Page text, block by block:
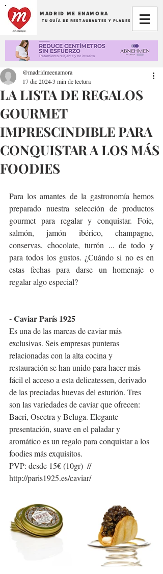
MADRID ME ENAMORA
TU GUÍA DE RESTAURANTES Y PLANES
LA LISTA DE REGALOS
GOURMET
IMPRESCINDIBLE PARA
CONQUISTAR A LOS MÁS
FOODIES
@madridmeenamora
17 dic 20243 min de lectura
Para los amantes de la gastronomía hemos
preparado nuestra selección de productos
gourmet para regalar y conquistar. Foie,
salmón, jamón ibérico, champagne,
conservas, chocolate, turrón ... de todo y
para todos los gustos. ¿Cuándo si no es en
estas fechas para darse un homenaje o
regalar algo especial?
- Caviar París 1925
Es una de las marcas de caviar más
exclusivas. Seis empresas punteras
relacionadas con la alta cocina y
restauración se han unido para hacer más
fácil el acceso a esta delicatessen, derivado
de las preciadas huevas del esturión. Tres
son las variedades de caviar que ofrecen:
Baeri, Oscetra y Beluga. Elegante
presentación, suave en el paladar y
aromático es un regalo para conquistar a los
foodies más exquisitos.
PVP: desde 15€ (10gr)  //
http://paris1925.es/caviar/